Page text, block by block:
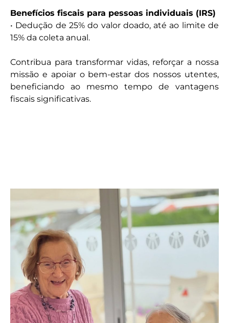
Benefícios fiscais para pessoas individuais (IRS)
• Dedução de 25% do valor doado, até ao limite de
15% da coleta anual.
Contribua para transformar vidas, reforçar a nossa
missão e apoiar o bem-estar dos nossos utentes,
beneficiando ao mesmo tempo de vantagens
fiscais significativas.